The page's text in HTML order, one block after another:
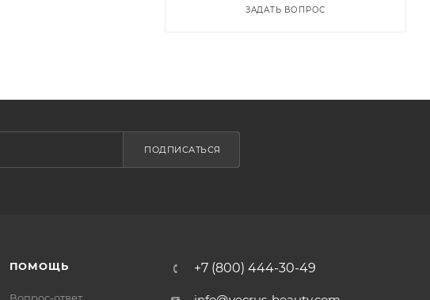
ЗАДАТЬ ВОПРОС
ПОДПИСАТЬСЯ
ПОМОЩЬ +7 (800) 444-30-49